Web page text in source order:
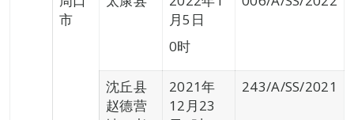
市
月5日
0时
沈丘县
赵德营
2021年
12月23
243/A/SS/2021